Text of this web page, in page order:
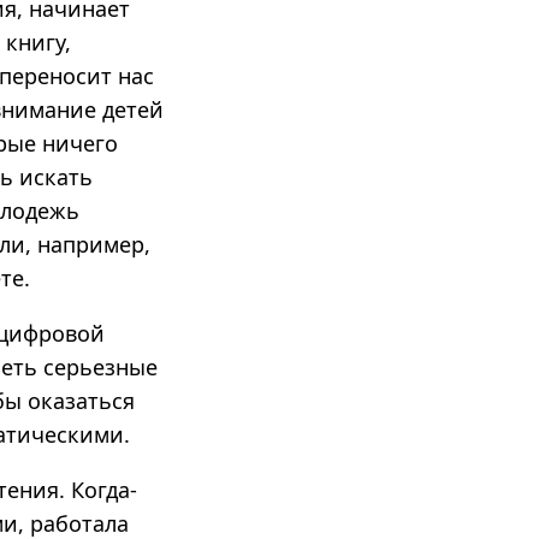
начинает
нас
детей
ничего
искать
например,
серьезные
оказаться
Когда-
работала